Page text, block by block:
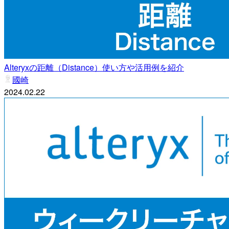
Alteryxの距離（Distance）使い方や活用例を紹介
國崎
2024.02.22